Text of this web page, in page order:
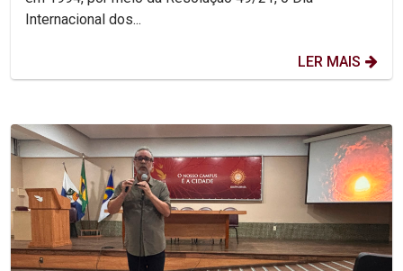
Internacional dos...
LER MAIS